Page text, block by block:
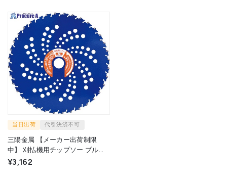
当日出荷 代引決済不可
三陽金属 【メーカー出荷制限
中】 刈払機用チップソー ブルー
シャーク(255mmX36P) 393 1枚
¥3,162